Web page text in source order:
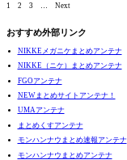
1 2 3 Next
おすすめ外部リンク
NIKKEメガニケまとめアンテナ
NIKKE（ニケ）まとめアンテナ
FGOアンテナ
NEWまとめサイトアンテナ！
UMAアンテナ
まとめくすアンテナ
モンハンナウまとめ速報アンテナ
モンハンナウまとめアンテナ